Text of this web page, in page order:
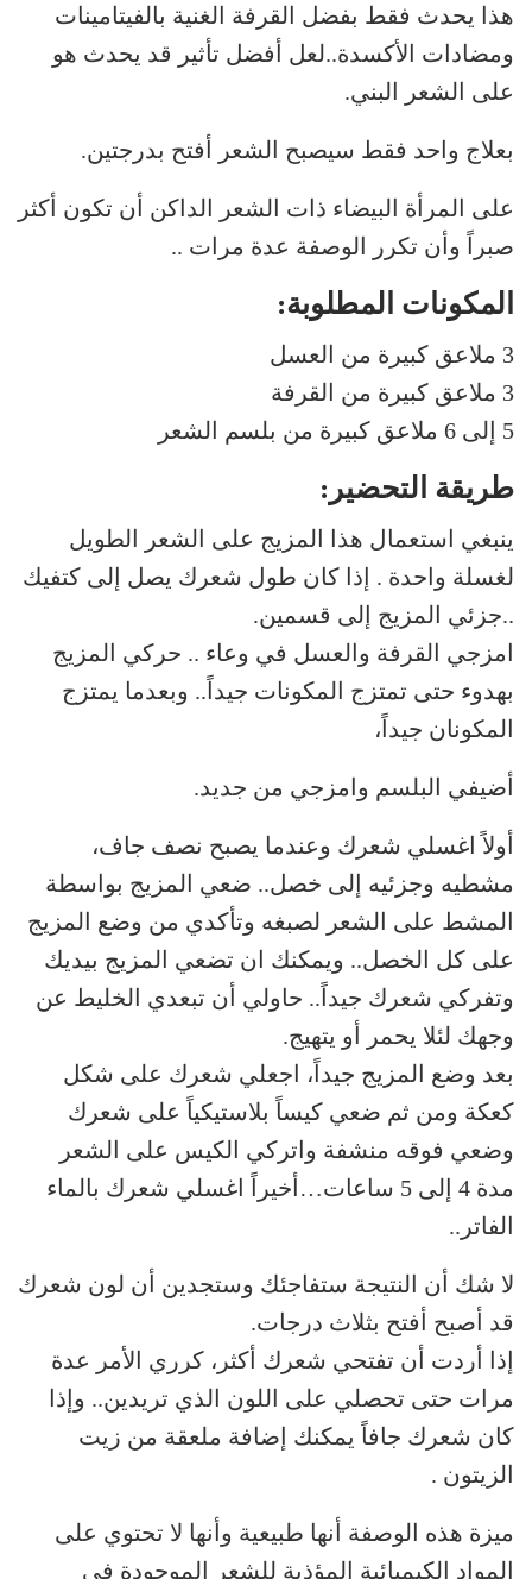
هذا يحدث فقط بفضل القرفة الغنية بالفيتامينات
ومضادات الأكسدة..لعل أفضل تأثير قد يحدث هو
على الشعر البني.
بعلاج واحد فقط سيصبح الشعر أفتح بدرجتين.
على المرأة البيضاء ذات الشعر الداكن أن تكون أكثر
صبراً وأن تكرر الوصفة عدة مرات ..
المكونات المطلوبة:
3 ملاعق كبيرة من العسل
3 ملاعق كبيرة من القرفة
5 إلى 6 ملاعق كبيرة من بلسم الشعر
طريقة التحضير:
ينبغي استعمال هذا المزيج على الشعر الطويل
لغسلة واحدة . إذا كان طول شعرك يصل إلى كتفيك
..جزئي المزيج إلى قسمين.
امزجي القرفة والعسل في وعاء .. حركي المزيج
بهدوء حتى تمتزج المكونات جيداً.. وبعدما يمتزج
المكونان جيداً،
أضيفي البلسم وامزجي من جديد.
أولاً اغسلي شعرك وعندما يصبح نصف جاف،
مشطيه وجزئيه إلى خصل.. ضعي المزيج بواسطة
المشط على الشعر لصبغه وتأكدي من وضع المزيج
على كل الخصل.. ويمكنك ان تضعي المزيج بيديك
وتفركي شعرك جيداً.. حاولي أن تبعدي الخليط عن
وجهك لئلا يحمر أو يتهيج.
بعد وضع المزيج جيداً، اجعلي شعرك على شكل
كعكة ومن ثم ضعي كيساً بلاستيكياً على شعرك
وضعي فوقه منشفة واتركي الكيس على الشعر
مدة 4 إلى 5 ساعات…أخيراً اغسلي شعرك بالماء
الفاتر..
لا شك أن النتيجة ستفاجئك وستجدين أن لون شعرك
قد أصبح أفتح بثلاث درجات.
إذا أردت أن تفتحي شعرك أكثر، كرري الأمر عدة
مرات حتى تحصلي على اللون الذي تريدين.. وإذا
كان شعرك جافاً يمكنك إضافة ملعقة من زيت
الزيتون .
ميزة هذه الوصفة أنها طبيعية وأنها لا تحتوي على
المواد الكيميائية المؤذية للشعر الموجودة في